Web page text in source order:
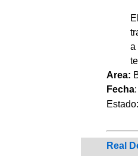
a
Area:
Fecha
Estado:
Real